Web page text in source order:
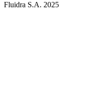
Fluidra S.A. 2025